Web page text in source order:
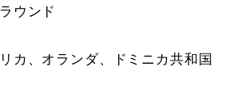
ウンド
カ、オランダ、ドミニカ共和国